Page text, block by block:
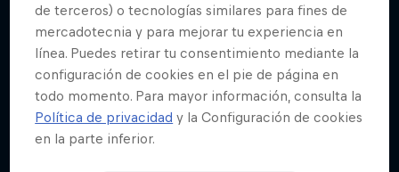
de terceros) o tecnologías similares para fines de
mercadotecnia y para mejorar tu experiencia en
línea. Puedes retirar tu consentimiento mediante la
configuración de cookies en el pie de página en
todo momento. Para mayor información, consulta la
Política de privacidad y la Configuración de cookies
en la parte inferior.